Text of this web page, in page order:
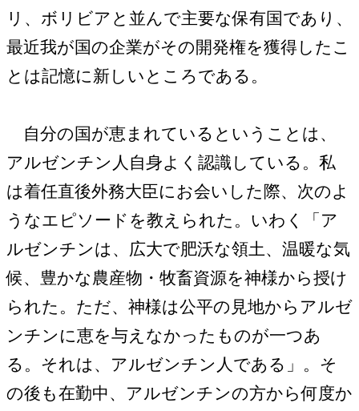
リ、ボリビアと並んで主要な保有国であり、
最近我が国の企業がその開発権を獲得したこ
とは記憶に新しいところである。
自分の国が恵まれているということは、
アルゼンチン人自身よく認識している。私
は着任直後外務大臣にお会いした際、次のよ
うなエピソードを教えられた。いわく「ア
ルゼンチンは、広大で肥沃な領土、温暖な気
候、豊かな農産物・牧畜資源を神様から授け
られた。ただ、神様は公平の見地からアルゼ
ンチンに恵を与えなかったものが一つあ
る。それは、アルゼンチン人である」。そ
の後も在勤中、アルゼンチンの方から何度か